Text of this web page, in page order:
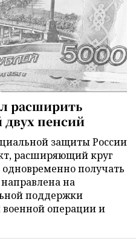
расширить
двух пенсий
защиты России
расширяющий круг
получать
на
поддержки
операции и